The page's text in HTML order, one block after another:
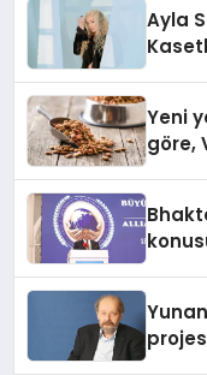
Ayla
Yeni
göre,